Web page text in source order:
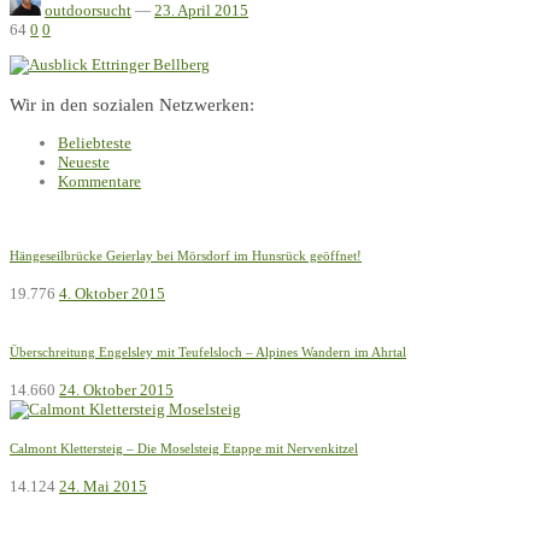
outdoorsucht — 23. April 2015
64 0 0
Wir in den sozialen Netzwerken:
Beliebteste
Neueste
Kommentare
Hängeseilbrücke Geierlay bei Mörsdorf im Hunsrück geöffnet!
19.776 4. Oktober 2015
Überschreitung Engelsley mit Teufelsloch – Alpines Wandern im Ahrtal
14.660 24. Oktober 2015
Calmont Klettersteig – Die Moselsteig Etappe mit Nervenkitzel
14.124 24. Mai 2015